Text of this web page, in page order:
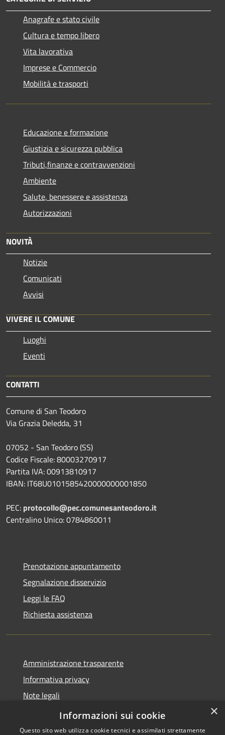
Anagrafe e stato civile
Cultura e tempo libero
Vita lavorativa
Imprese e Commercio
Mobilità e trasporti
Educazione e formazione
Giustizia e sicurezza pubblica
Tributi,finanze e contravvenzioni
Ambiente
Salute, benessere e assistenza
Autorizzazioni
NOVITÀ
Notizie
Comunicati
Avvisi
VIVERE IL COMUNE
Luoghi
Eventi
CONTATTI
Comune di San Teodoro
Via Grazia Deledda, 31
07052 - San Teodoro (SS)
Codice Fiscale: 80003270917
Partita IVA: 00913810917
IBAN: IT68U0101585420000000001850
PEC: protocollo@pec.comunesanteodoro.it
Centralino Unico: 0784860011
Prenotazione appuntamento
Segnalazione disservizio
Leggi le FAQ
Richiesta assistenza
Amministrazione trasparente
Informativa privacy
Note legali
Dichiarazione di accessibilità
×
Informazioni sui cookie
Questo sito web utilizza cookie tecnici e assimilati strettamente